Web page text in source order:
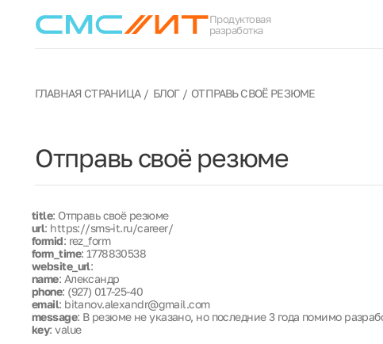
Продуктовая
разработка
ГЛАВНАЯ СТРАНИЦА БЛОГ ОТПРАВЬ СВОЁ РЕЗЮМЕ
Отправь своё резюме
title: Отправь своё резюме
url: https://sms-it.ru/career/
formid: rez_form
form_time: 1778830538
website_url:
name: Александр
phone: (927) 017-25-40
email: bitanov.alexandr@gmail.com
message: В резюме не указано, но последние 3 года помимо
key: value